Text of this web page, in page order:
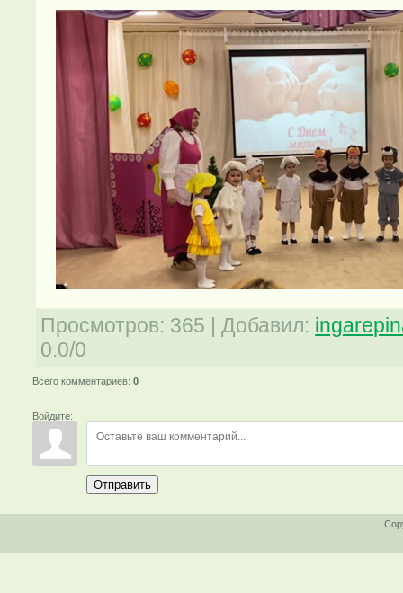
Просмотров: 365 |Добавил:
0.0/0
Всего комментариев:0
Войдите:
Отправить